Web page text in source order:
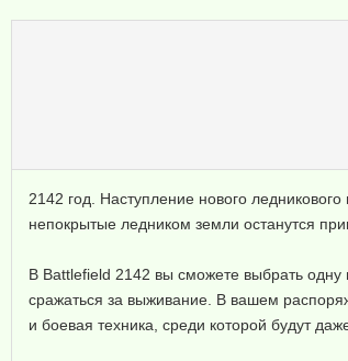
2142 год. Наступление нового
непокрытые ледником земли останутся
В Battlefield 2142 вы сможете выбрать
сражаться за выживание. В вашем
и боевая техника, среди которой будут